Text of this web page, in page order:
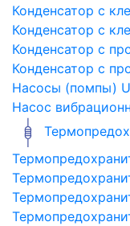
Конденсатор с
Конденсатор с
Конденсатор с
Конденсатор с
Насосы (помпы)
Насос